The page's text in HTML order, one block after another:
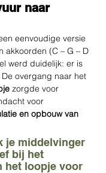
naar
eenvoudige versie
akkoorden (C – G – D
werd duidelijk: er is
overgang naar het
zorgde voor
voor
en opbouw van
je middelvinger
bij het
het loopje voor